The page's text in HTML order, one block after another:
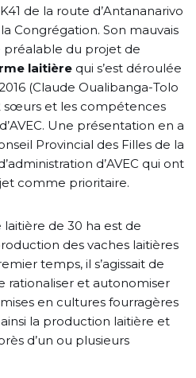
de la route d’Antananarivo
Congrégation. Son mauvais
du projet de
laitière qui s’est déroulée
(Claude Oualibanga-Tolo
sœurs et les compétences
Une présentation en a
Provincial des Filles de la
d’AVEC qui ont
comme prioritaire.
de 30 ha est de
des vaches laitières
temps, il s’agissait de
rationaliser et autonomiser
en cultures fourragères
la production laitière et
d’un ou plusieurs